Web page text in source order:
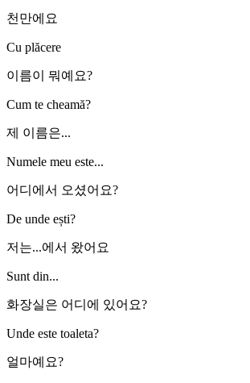
천만에요
Cu plăcere
이름이 뭐예요?
Cum te cheamă?
제 이름은...
Numele meu este...
어디에서 오셨어요?
De unde ești?
저는...에서 왔어요
Sunt din...
화장실은 어디에 있어요?
Unde este toaleta?
얼마예요?